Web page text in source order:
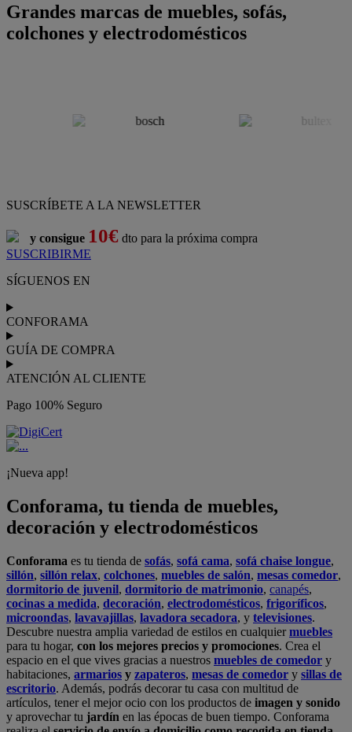
Grandes marcas de muebles, sofás,
colchones y electrodomésticos
SUSCRÍBETE A LA NEWSLETTER
y consigue 10€ dto para la próxima compra
SUSCRIBIRME
SÍGUENOS EN
CONFORAMA
GUÍA DE COMPRA
ATENCIÓN AL CLIENTE
Pago 100% Seguro
¡Nueva app!
Conforama, tu tienda de muebles,
decoración y electrodomésticos
Conforama es tu tienda de sofás, sofá cama, sofá chaise longue,
sillón, sillón relax, colchones, muebles de salón, mesas comedor,
dormitorio de juvenil, dormitorio de matrimonio, canapés,
cocinas a medida, decoración, electrodomésticos, frigoríficos,
microondas, lavavajillas, lavadora secadora, y televisiones.
Descubre nuestra amplia variedad de estilos en cualquiermuebles
para tu hogar, con los mejores precios y promociones. Crea el
espacio en el que vives gracias a nuestros muebles de comedor y
habitaciones, armarios y zapateros, mesas de comedor y sillas de
escritorio. Además, podrás decorar tu casa con multitud de
artículos, tener el mejor ocio con los productos de imagen y sonido
y aprovechar tu jardín en las épocas de buen tiempo. Conforama